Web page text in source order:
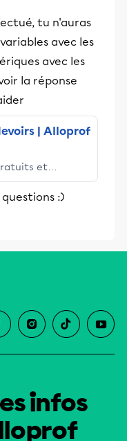
tu n'auras
avec les
avec les
la réponse
| Alloprof
et
les élèves
réussite :)
infos